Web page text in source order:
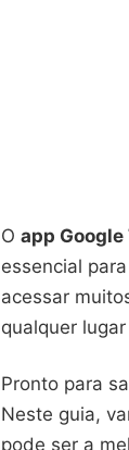
O app Google
essencial
acessar
qualquer
Pronto para
Neste guia,
pode ser a